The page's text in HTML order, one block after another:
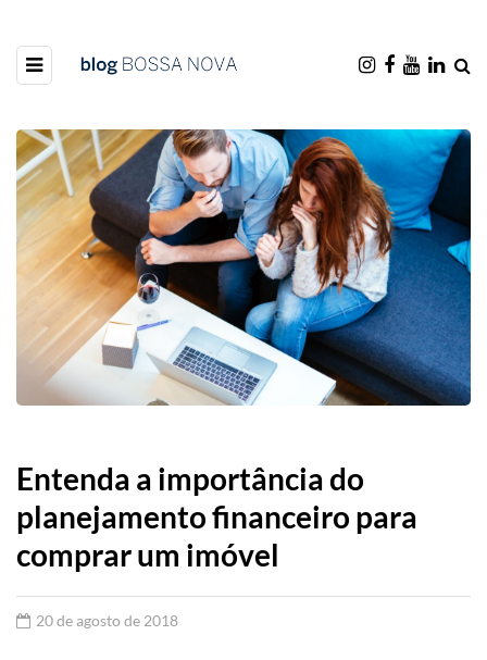
Entenda a importância do
planejamento financeiro para
comprar um imóvel
20 de agosto de 2018